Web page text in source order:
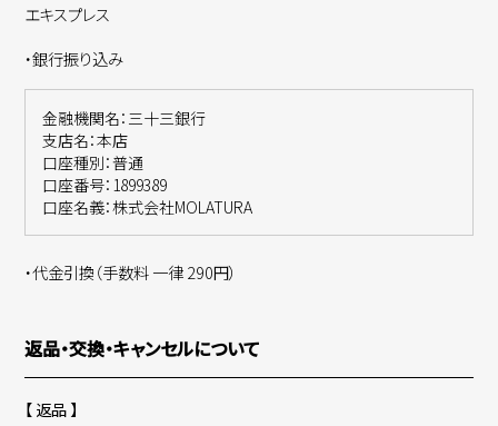
エキスプレス
・銀行振り込み
金融機関名：三十三銀行
支店名：本店
口座種別：普通
口座番号：1899389
口座名義：株式会社MOLATURA
・代金引換（手数料 一律 290円）
返品・交換・キャンセルについて
【 返品 】